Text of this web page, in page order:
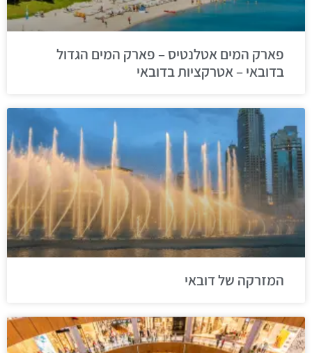
פארק המים אטלנטיס – פארק המים הגדול
בדובאי – אטרקציות בדובאי
המזרקה של דובאי